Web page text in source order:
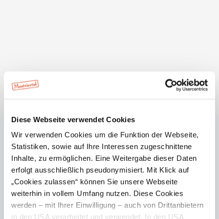
Diese Webseite verwendet Cookies
Wir verwenden Cookies um die Funktion der Webseite,
Statistiken, sowie auf Ihre Interessen zugeschnittene
Inhalte, zu ermöglichen. Eine Weitergabe dieser Daten
erfolgt ausschließlich pseudonymisiert. Mit Klick auf
„Cookies zulassen“ können Sie unsere Webseite
weiterhin in vollem Umfang nutzen. Diese Cookies
werden – mit Ihrer Einwilligung – auch von Drittanbietern
in den USA verarbeitet und verwendet. In den USA
mehr anzeigen
Ybbstaler Alpen entführen Sie in das alpine
bieten die Ybbstaler Alpen vielfältige
Wandererlebnisse. Sie werden begeistert sein.
Die unberührte Naturlandschaft beeindruckt durch
mystische Klammen, Schluchten und Höhlen aber
auch sanfte Almen und Hochplateaus.
Jetzt bestellen